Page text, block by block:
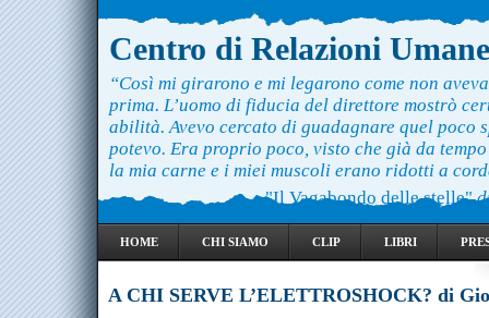
Centro di Relazioni Umane
“Così mi girarono e mi legarono come non
prima. L’uomo di fiducia del direttore mostrò
abilità. Avevo cercato di guadagnare quel poco
potevo. Era proprio poco, visto che già da
la mia carne e i miei muscoli erano ridotti a
"Il Vagabondo delle stelle"
HOME CHI SIAMO CLIP LIBRI
A CHI SERVE L’ELETTROSHOCK? di